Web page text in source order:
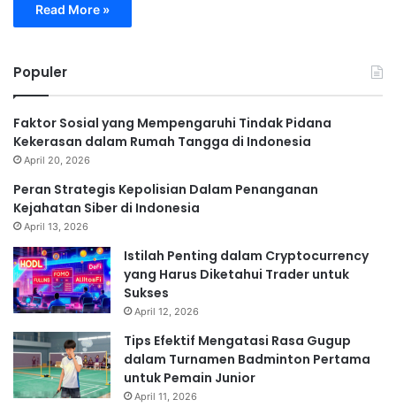
Read More »
Populer
Faktor Sosial yang Mempengaruhi Tindak Pidana
Kekerasan dalam Rumah Tangga di Indonesia
April 20, 2026
Peran Strategis Kepolisian Dalam Penanganan
Kejahatan Siber di Indonesia
April 13, 2026
Istilah Penting dalam Cryptocurrency
yang Harus Diketahui Trader untuk
Sukses
April 12, 2026
Tips Efektif Mengatasi Rasa Gugup
dalam Turnamen Badminton Pertama
untuk Pemain Junior
April 11, 2026